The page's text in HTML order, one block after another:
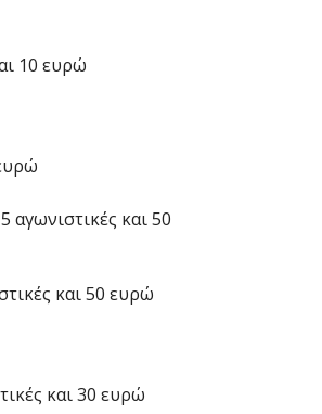
10 ευρώ
αγωνιστικές και 50
και 50 ευρώ
και 30 ευρώ